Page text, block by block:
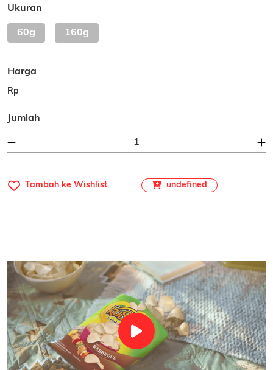
Ukuran
60g 160g
Harga
Rp
Jumlah
Tambah ke Wishlist undefined